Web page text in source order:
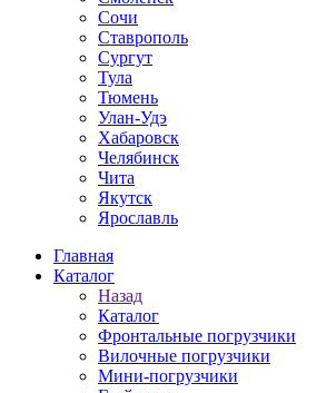
Сочи
Ставрополь
Сургут
Тула
Тюмень
Улан-Удэ
Хабаровск
Челябинск
Чита
Якутск
Ярославль
Главная
Каталог
Назад
Каталог
Фронтальные погрузчики
Вилочные погрузчики
Мини-погрузчики